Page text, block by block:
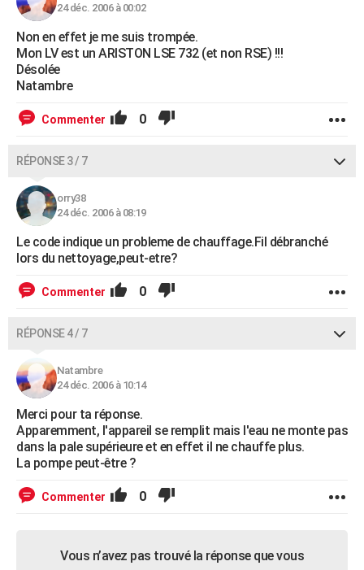
24 déc. 2006 à 00:02
Non en effet je me suis trompée.
Mon LV est un ARISTON LSE 732 (et non RSE) !!!
Désolée
Natambre
Commenter 0
RÉPONSE 3 / 7
orry38
24 déc. 2006 à 08:19
Le code indique un probleme de chauffage.Fil débranché
lors du nettoyage,peut-etre?
Commenter 0
RÉPONSE 4 / 7
Natambre
24 déc. 2006 à 10:14
Merci pour ta réponse.
Apparemment, l'appareil se remplit mais l'eau ne monte pas
dans la pale supérieure et en effet il ne chauffe plus.
La pompe peut-être ?
Commenter 0
Vous n’avez pas trouvé la réponse que vous